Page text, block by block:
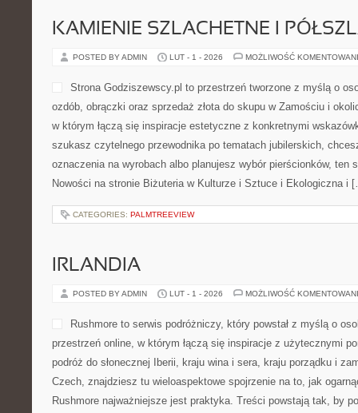
KAMIENIE SZLACHETNE I
POSTED BY ADMIN LUT - 1 - 2026 MOŻLIWOŚĆ
Strona Godziszewscy.pl to przestrzeń tworzone z myślą o
ozdób, obrączki oraz sprzedaż złota do skupu w Zamościu i
w którym łączą się inspiracje estetyczne z konkretnymi
szukasz czytelnego przewodnika po tematach jubilerskich,
oznaczenia na wyrobach albo planujesz wybór pierścionków, ten
Nowości na stronie Biżuteria w Kulturze i Sztuce i Ekologiczna i
CATEGORIES: PALMTREEVIEW
IRLANDIA
POSTED BY ADMIN LUT - 1 - 2026 MOŻLIWOŚĆ
Rushmore to serwis podróżniczy, który powstał z myślą o
przestrzeń online, w którym łączą się inspiracje z użytecznymi
podróż do słonecznej Iberii, kraju wina i sera, kraju porządku i
Czech, znajdziesz tu wieloaspektowe spojrzenie na to, jak
Rushmore najważniejsze jest praktyka. Treści powstają tak, by